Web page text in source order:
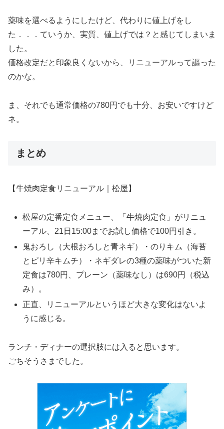
薬味を選べるようにしたけど、代わりに値上げをし
た．．．ていうか、実質、値上げでは？と感じてしまいま
した。
価格改定だと印象良くないから、リニューアルって謳った
のかな。
ま、それでも通常価格の780円でも十分、お安いですけど
ネ。
まとめ
【牛焼肉定食リニューアル｜松屋】
松屋の定番定食メニュー、「牛焼肉定食」がリニュ
ーアル、21日15:00までお試し価格で100円引き。
鬼おろし（大根おろしと青ネギ）・のりキム（海苔
とピリ辛キムチ）・ネギダレの3種の薬味がついた新
定食は780円、プレーン（薬味なし）は690円（税込
み）。
正直、リニューアルというほど大きな変化はないよ
うに感じる。
ランチ・ディナーの選択肢には入ると思います。
ごちそうさまでした。